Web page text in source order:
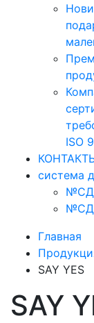
ISO
система
Главная
SAY YES
SAY